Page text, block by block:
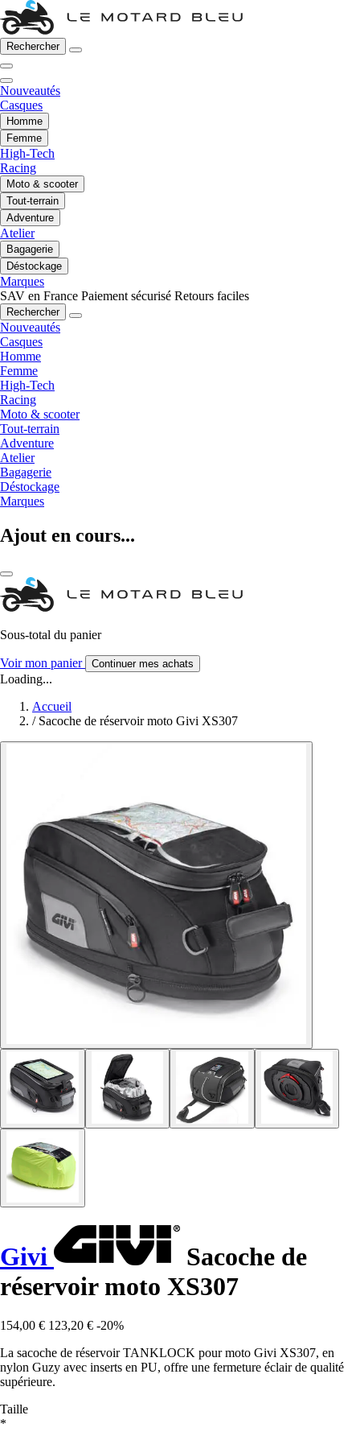
Rechercher
Nouveautés
Casques
Homme
Femme
High-Tech
Racing
Moto & scooter
Tout-terrain
Adventure
Atelier
Bagagerie
Déstockage
Marques
SAV en France Paiement sécurisé Retours faciles
Rechercher
Nouveautés
Casques
Homme
Femme
High-Tech
Racing
Moto & scooter
Tout-terrain
Adventure
Atelier
Bagagerie
Déstockage
Marques
Ajout en cours...
Sous-total du panier
Voir mon panier Continuer mes achats
Loading...
Accueil
/ Sacoche de réservoir moto Givi XS307
Givi
Sacoche de
réservoir moto XS307
154,00 € 123,20 € -20%
La sacoche de réservoir TANKLOCK pour moto Givi XS307, en
nylon Guzy avec inserts en PU, offre une fermeture éclair de qualité
supérieure.
Taille
*